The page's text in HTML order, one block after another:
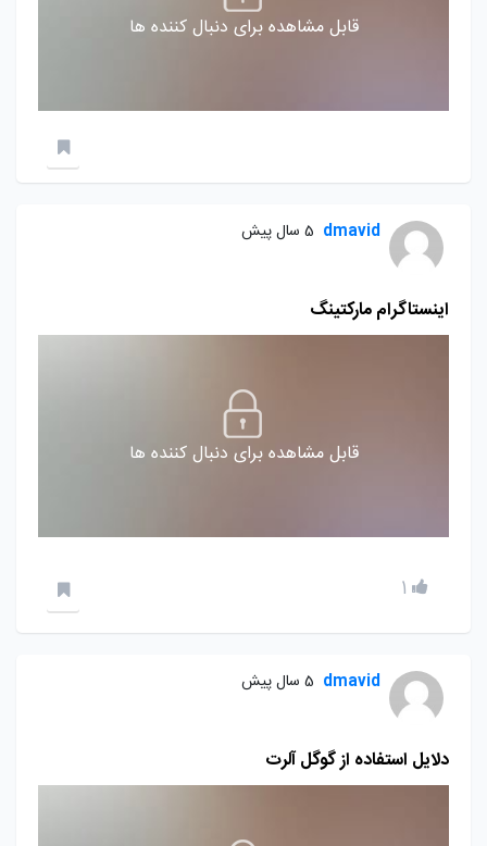
قابل مشاهده برای دنبال کننده ها
dmavid 5 سال پیش
اینستاگرام مارکتینگ
قابل مشاهده برای دنبال کننده ها
1
dmavid 5 سال پیش
دلایل استفاده از گوگل آلرت